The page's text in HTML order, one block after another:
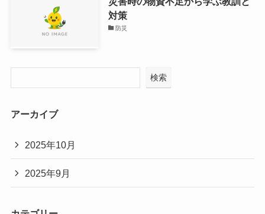
対策
防災
検索
アーカイブ
2025年10月
2025年9月